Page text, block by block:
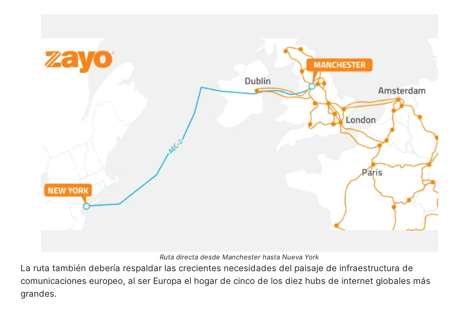
Ruta directa desde Manchester hasta Nueva York
La ruta también debería respaldar las crecientes necesidades del paisaje de infraestructura de
comunicaciones europeo, al ser Europa el hogar de cinco de los diez hubs de internet globales más
grandes.